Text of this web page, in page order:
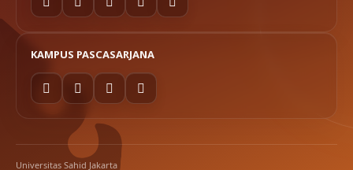
KAMPUS PASCASARJANA
Universitas Sahid Jakarta